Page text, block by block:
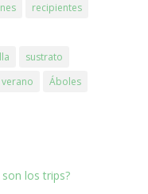
recipientes
sustrato
verano
Áboles
son los trips?